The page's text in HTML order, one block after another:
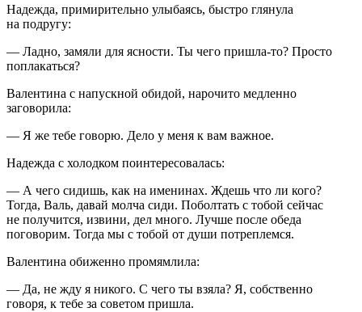
Надежда, примирительно улыбаясь, быстро глянула
на подругу:
— Ладно, замяли для ясности. Ты чего пришла-то? Просто
поплакаться?
Валентина с напускной обидой, нарочито медленно
заговорила:
— Я же тебе говорю. Дело у меня к вам важное.
Надежда с холодком поинтересовалась:
— А чего сидишь, как на именинах. Ждешь что ли кого?
Тогда, Валь, давай молча сиди. Поболтать с тобой сейчас
не получится, извини, дел много. Лучше после обеда
поговорим. Тогда мы с тобой от души потреплемся.
Валентина обиженно промямлила:
— Да, не жду я никого. С чего ты взяла? Я, собственно
говоря, к тебе за советом пришла.